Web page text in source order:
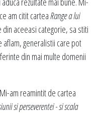
am citit carteaRange a lui
din aceeasi categorie, sa stiti
aflam, generalistii care pot
din mai multe domenii
Mi-am reamintit de cartea
si perseverentei - si scala